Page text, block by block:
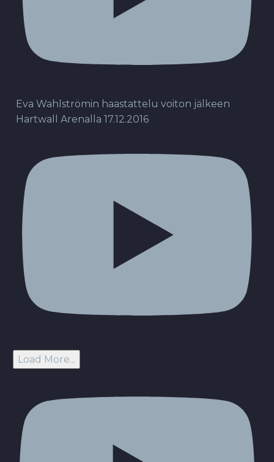
Eva Wahlströmin haastattelu voiton jälkeen
Hartwall Arenalla 17.12.2016
Load More...